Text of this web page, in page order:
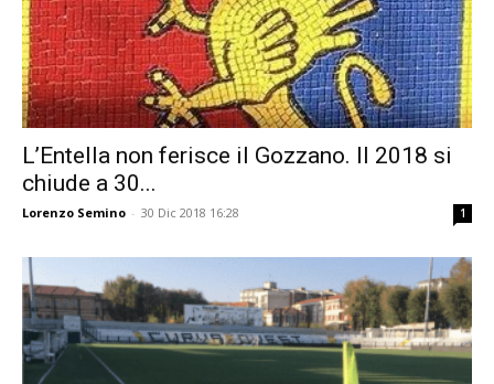
L’Entella non ferisce il Gozzano. Il 2018 si
chiude a 30...
Lorenzo Semino - 30 Dic 2018 16:28 1